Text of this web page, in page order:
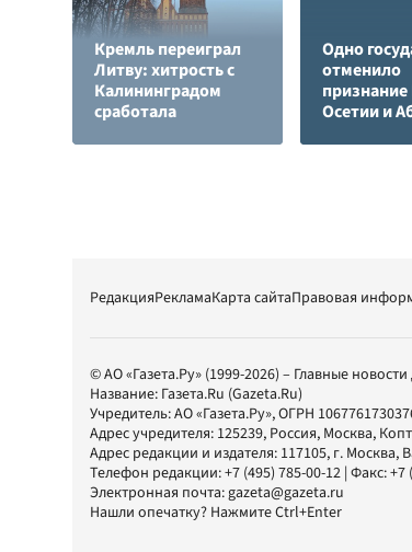
Кремль переиграл
Литву: хитрость с
Калининградом
сработала
Одно
отменило
Осетии и
РедакцияРекламаКарта сайтаПравовая
© АО «Газета.Ру» (1999-2026) – Главные новости
Название: Газета.Ru (Gazeta.Ru)
Учредитель:АО «Газета.Ру», ОГРН
Адрес учредителя: 125239, Россия, Москва,
Адрес редакции и издателя: 117105, г. Москва,
Телефон редакции:+7 (495) 785-00-12 | Факс:+7
Электронная почта:gazeta@gazeta.ru
Нашли опечатку? Нажмите Ctrl+Enter